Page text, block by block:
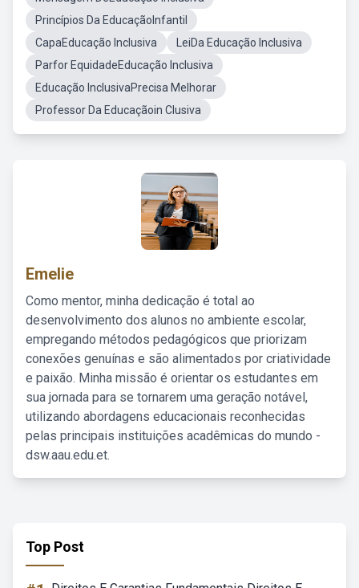
Princípios Da EducaçãoInfantil
CapaEducação Inclusiva
LeiDa Educação Inclusiva
Parfor EquidadeEducação Inclusiva
Educação InclusivaPrecisa Melhorar
Professor Da Educaçãoin Clusiva
Emelie
Como mentor, minha dedicação é total ao
desenvolvimento dos alunos no ambiente escolar,
empregando métodos pedagógicos que priorizam
conexões genuínas e são alimentados por criatividade
e paixão. Minha missão é orientar os estudantes em
sua jornada para se tornarem uma geração notável,
utilizando abordagens educacionais reconhecidas
pelas principais instituições acadêmicas do mundo -
dsw.aau.edu.et.
Top Post